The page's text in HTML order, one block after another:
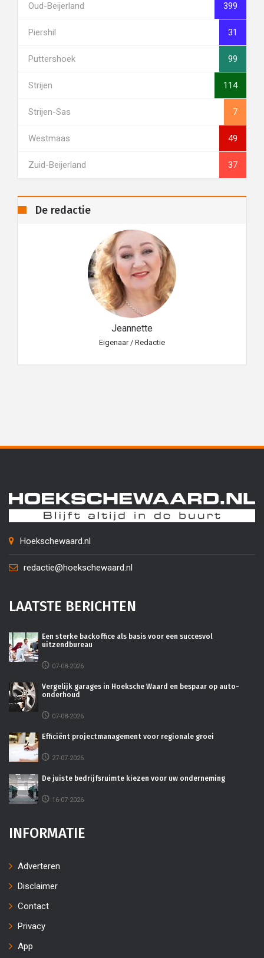
Oud-Beijerland 399
Piershil 31
Puttershoek 99
Strijen 114
Strijen-Sas 7
Westmaas 49
Zuid-Beijerland 37
De redactie
Jeannette
Eigenaar / Redactie
Hoekschewaard.nl
redactie@hoekschewaard.nl
LAATSTE BERICHTEN
Een sterke backoffice als basis voor een succesvol
uitzendbureau
07-08-2026
Vergelijk garages in Hoeksche Waard en bespaar op auto-
onderhoud
07-08-2026
Efficiënt projectmanagement voor regionale groei
27-07-2026
De juiste bedrijfsruimte kiezen voor uw onderneming
16-07-2026
INFORMATIE
Adverteren
Disclaimer
Contact
Privacy
App